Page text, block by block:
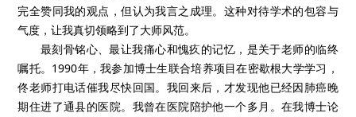
完全赞同我的观点，但认为我言之成理。这种对待学术的包容与
气度，让我真切领略到了大师风范。
最刻骨铭心、最让我痛心和愧疚的记忆，是关于老师的临终
嘱托。1990年，我参加博士生联合培养项目在密歇根大学学习，
佟老师打电话催我尽快回国。我回来后，才发现他已经因肺癌晚
期住进了通县的医院。我曾在医院陪护他一个多月。在我博士论